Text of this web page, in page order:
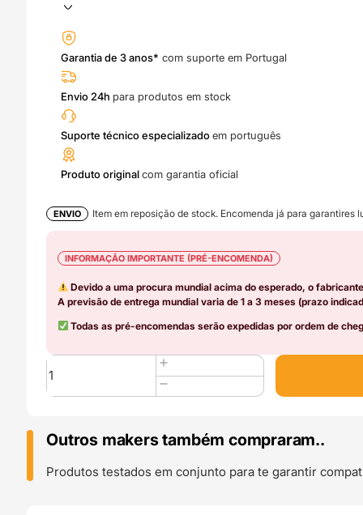
Garantia de 3 anos* com suporte em Portugal
Envio 24h para produtos em stock
Suporte técnico especializadoem português
Produto originalcom garantia oficial
ENVIO Item em reposição de stock. Encomenda já para garantires
INFORMAÇÃO IMPORTANTE (PRÉ-ENCOMENDA)
Devido a uma procura mundial acima do esperado, o
A previsão de entrega mundial varia de 1 a 3 meses (prazo
Todas as pré-encomendas serão expedidas por ordem de
Quantidade
de
Right
Panel
Glass
Outros makers também compraram..
Produtos testados em conjunto para te garantir